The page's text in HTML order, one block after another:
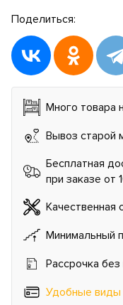
Поделиться:
Много товара
Вывоз старой
Бесплатная
при заказе от
Качественная
Минимальный
Рассрочка без
Удобные виды